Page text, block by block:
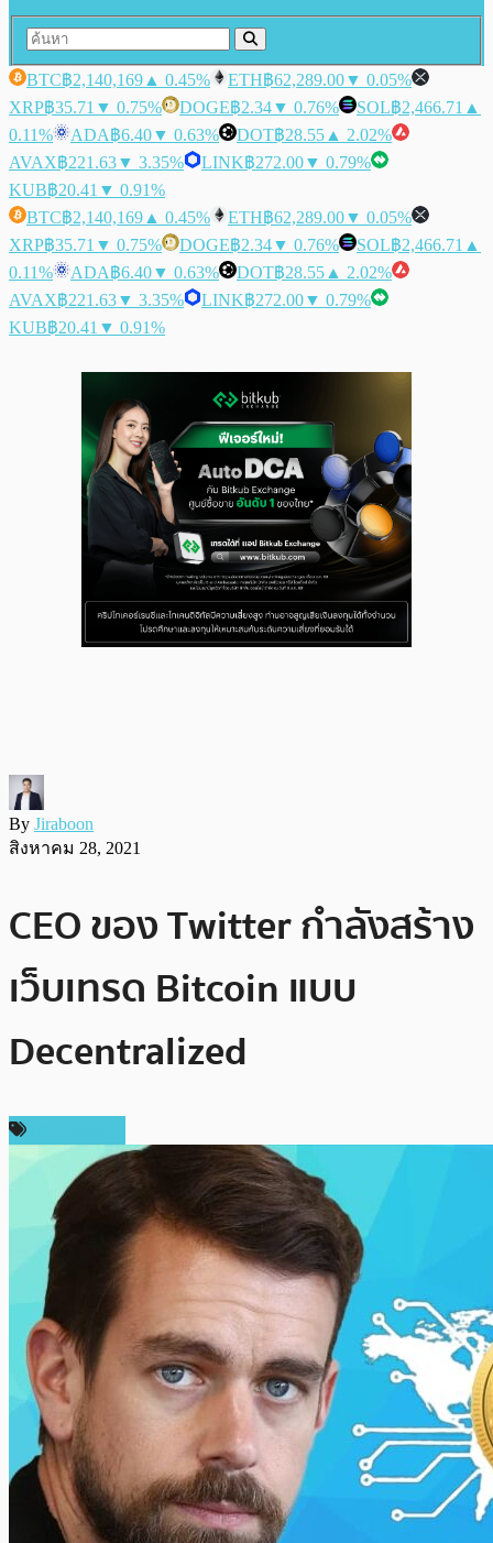
BTC฿2,140,169 ▲ 0.45% ETH฿62,289.00▼ 0.05%
XRP฿35.71 ▼ 0.75% DOGE฿2.34▼ 0.76% SOL฿2,466.71 ▲
0.11%
ADA฿6.40▼ 0.63% DOT฿28.55 ▲ 2.02%
AVAX฿221.63▼ 3.35% LINK฿272.00▼ 0.79%
KUB฿20.41 ▼ 0.91%
BTC฿2,140,169 ▲ 0.45% ETH฿62,289.00▼ 0.05%
XRP฿35.71 ▼ 0.75% DOGE฿2.34▼ 0.76% SOL฿2,466.71 ▲
0.11%
ADA฿6.40▼ 0.63% DOT฿28.55 ▲ 2.02%
AVAX฿221.63▼ 3.35% LINK฿272.00▼ 0.79%
KUB฿20.41 ▼ 0.91%
By Jiraboon
สิงหาคม 28, 2021
CEO ของ Twitter กำลังสร้าง
เว็บเทรด Bitcoin แบบ
Decentralized